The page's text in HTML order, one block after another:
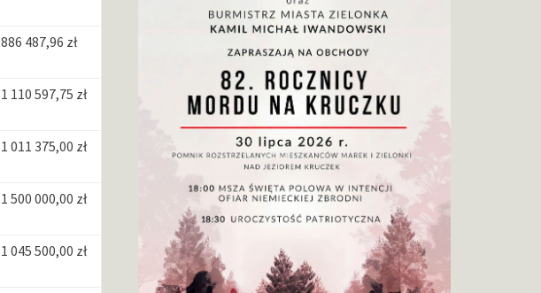
886 487,96 zł
1 110 597,75 zł
1 011 375,00 zł
1 500 000,00 zł
1 045 500,00 zł